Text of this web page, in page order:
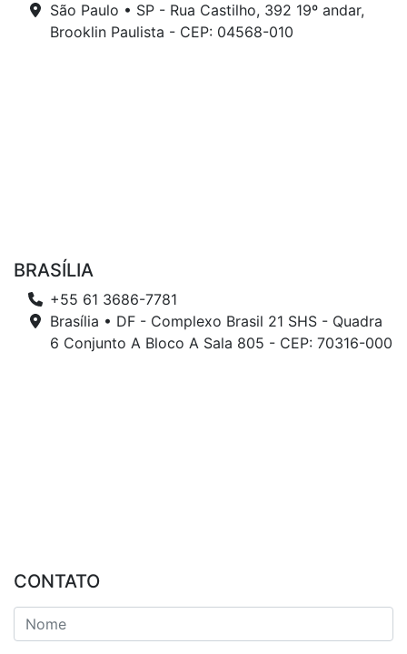
São Paulo • SP - Rua Castilho, 392 19º andar,
Brooklin Paulista - CEP: 04568-010
BRASÍLIA
+55 61 3686-7781
Brasília • DF - Complexo Brasil 21 SHS - Quadra
6 Conjunto A Bloco A Sala 805 - CEP: 70316-000
CONTATO